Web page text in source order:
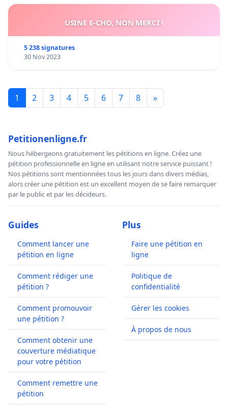
USINE E-CHO, NON MERCI !
5 238 signatures
30 Nov 2023
1 2 3 4 5 6 7 8 »
Petitionenligne.fr
Nous hébergeons gratuitement les pétitions en ligne. Créez une
pétition professionnelle en ligne en utilisant notre service puissant !
Nos pétitions sont mentionnées tous les jours dans divers médias,
alors créer une pétition est un excellent moyen de se faire remarquer
par le public et par les décideurs.
Guides
Comment lancer une
pétition en ligne
Comment rédiger une
pétition ?
Comment promouvoir
une pétition ?
Comment obtenir une
couverture médiatique
pour votre pétition
Comment remettre une
pétition
Plus
Faire une pétition en
ligne
Politique de
confidentialité
Gérer les cookies
À propos de nous